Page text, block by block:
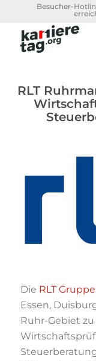
Besucher-
RLT
Die RLT Gruppe
Essen,
Ruhr-Gebiet